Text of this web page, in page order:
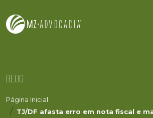
BLOG
Página Inicial
TJ/DF afasta erro em nota fiscal e